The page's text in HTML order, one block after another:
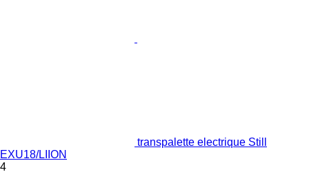
transpalette electrique Still
EXU18/LIION
4